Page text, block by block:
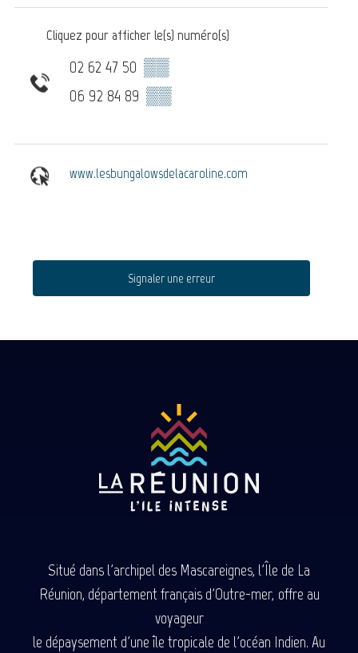
Cliquez pour afficher le(s) numéro(s)
02 62 47 50 ▒▒
06 92 84 89 ▒▒
www.lesbungalowsdelacaroline.com
Signaler une erreur
Situé dans l'archipel des Mascareignes, l'Île de La
Réunion, département français d'Outre-mer, offre au
voyageur
le dépaysement d'une île tropicale de l'océan Indien. Au